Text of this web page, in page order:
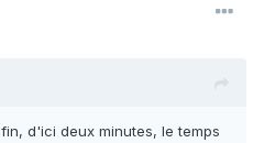
d'ici deux minutes, le temps